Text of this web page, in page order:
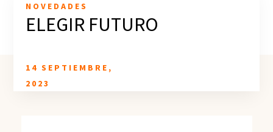
NOVEDADES
ELEGIR FUTURO
14 SEPTIEMBRE,
2023